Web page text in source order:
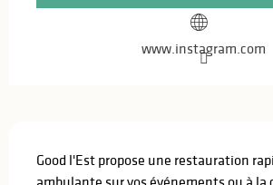
www.instagram.com
Good l'Est propose une restauration
ambulante sur vos événements ou à la